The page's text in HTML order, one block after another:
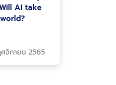
AI take
จิกายน 2565